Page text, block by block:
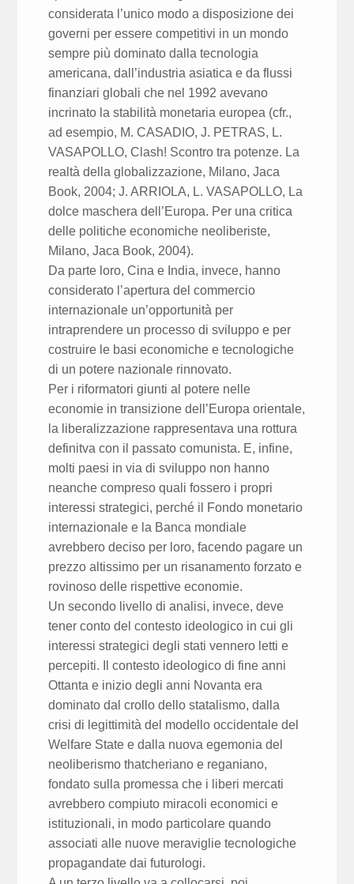
considerata l’unico modo a disposizione dei
governi per essere competitivi in un mondo
sempre più dominato dalla tecnologia
americana, dall’industria asiatica e da flussi
finanziari globali che nel 1992 avevano
incrinato la stabilità monetaria europea (cfr.,
ad esempio, M. CASADIO, J. PETRAS, L.
VASAPOLLO, Clash! Scontro tra potenze. La
realtà della globalizzazione, Milano, Jaca
Book, 2004; J. ARRIOLA, L. VASAPOLLO, La
dolce maschera dell’Europa. Per una critica
delle politiche economiche neoliberiste,
Milano, Jaca Book, 2004).
Da parte loro, Cina e India, invece, hanno
considerato l’apertura del commercio
internazionale un’opportunità per
intraprendere un processo di sviluppo e per
costruire le basi economiche e tecnologiche
di un potere nazionale rinnovato.
Per i riformatori giunti al potere nelle
economie in transizione dell’Europa orientale,
la liberalizzazione rappresentava una rottura
definitva con il passato comunista. E, infine,
molti paesi in via di sviluppo non hanno
neanche compreso quali fossero i propri
interessi strategici, perché il Fondo monetario
internazionale e la Banca mondiale
avrebbero deciso per loro, facendo pagare un
prezzo altissimo per un risanamento forzato e
rovinoso delle rispettive economie.
Un secondo livello di analisi, invece, deve
tener conto del contesto ideologico in cui gli
interessi strategici degli stati vennero letti e
percepiti. Il contesto ideologico di fine anni
Ottanta e inizio degli anni Novanta era
dominato dal crollo dello statalismo, dalla
crisi di legittimità del modello occidentale del
Welfare State e dalla nuova egemonia del
neoliberismo thatcheriano e reganiano,
fondato sulla promessa che i liberi mercati
avrebbero compiuto miracoli economici e
istituzionali, in modo particolare quando
associati alle nuove meraviglie tecnologiche
propagandate dai futurologi.